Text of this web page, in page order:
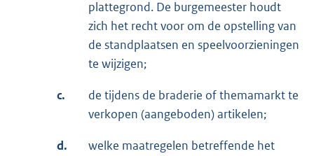
plattegrond. De burgemeester houdt
zich het recht voor om de opstelling van
de standplaatsen en speelvoorzieningen
te wijzigen;
c.
de tijdens de braderie of themamarkt te
verkopen (aangeboden) artikelen;
d.
welke maatregelen betreffende het